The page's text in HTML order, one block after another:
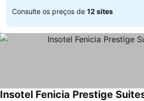
Consulte os preços de 12 sites
Insotel Fenicia Prestige